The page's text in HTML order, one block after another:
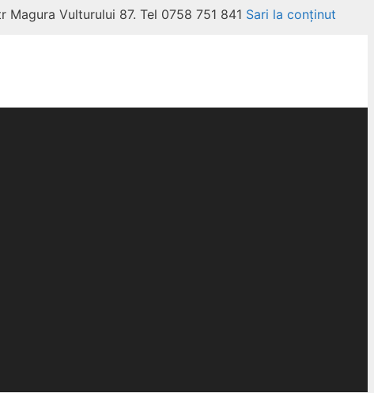
Vulturului 87. Tel 0758 751 841 Sari la conținut